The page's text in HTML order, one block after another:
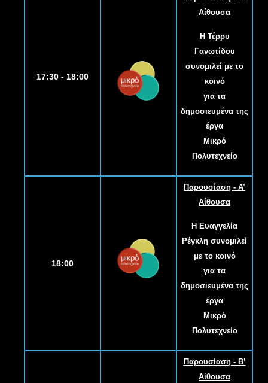
17:30 - 18:00
Αίθουσα
Η Τέρρυ
Γανωτίδου
συνομιλεί με το
κοινό
για τα
δημοσιευμένα της
έργα
Μικρό
Πολυτεχνείο
18:00
Παρουσίαση - Α’
Αίθουσα
Η Ευαγγελία
Ρέγκλη συνομιλεί
με το κοινό
για τα
δημοσιευμένα της
έργα
Μικρό
Πολυτεχνείο
Παρουσίαση - Β’
Αίθουσα